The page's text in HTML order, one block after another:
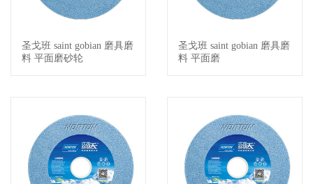
查看详情
圣戈班 saint gobian 磨具磨
料 平面磨砂轮
查看详情
圣戈班 saint gobian 磨具磨
料 平面磨